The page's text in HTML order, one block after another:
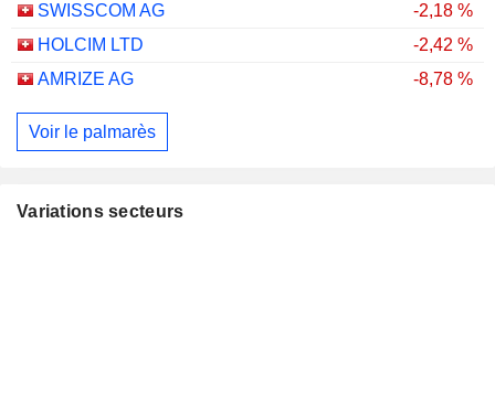
SWISSCOM AG
-2,18 %
HOLCIM LTD
-2,42 %
AMRIZE AG
-8,78 %
Voir le palmarès
Variations secteurs